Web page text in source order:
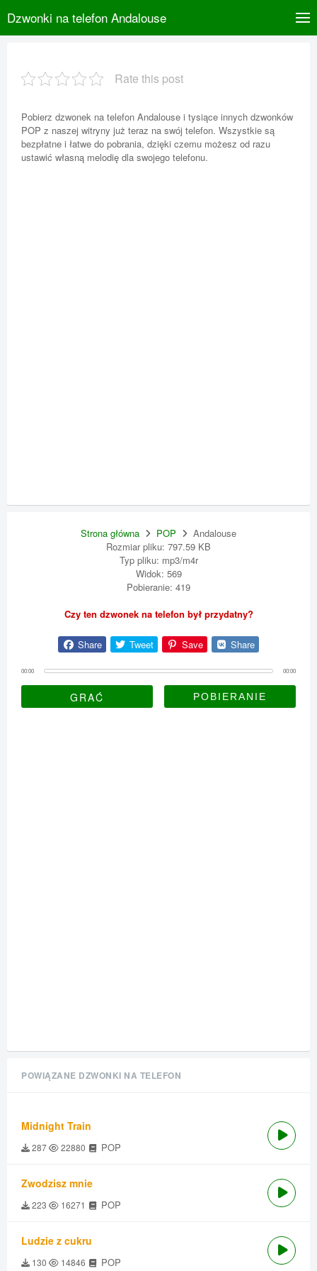
Dzwonki na telefon Andalouse
Rate this post
Pobierz dzwonek na telefon Andalouse i tysiące innych dzwonków
POP z naszej witryny już teraz na swój telefon. Wszystkie są
bezpłatne i łatwe do pobrania, dzięki czemu możesz od razu
ustawić własną melodię dla swojego telefonu.
Strona główna POP
Andalouse
Rozmiar pliku: 797.59 KB
Typ pliku: mp3/m4r
Widok: 569
Pobieranie: 419
Czy ten dzwonek na telefon był przydatny?
Share Tweet Save Share
00:00 00:00
GRAĆ
POWIĄZANE DZWONKI NA TELEFON
Midnight Train
287 22880 POP
Zwodzisz mnie
223 16271 POP
Ludzie z cukru
130 14846 POP